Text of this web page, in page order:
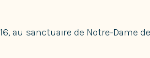
au sanctuaire de Notre-Dame